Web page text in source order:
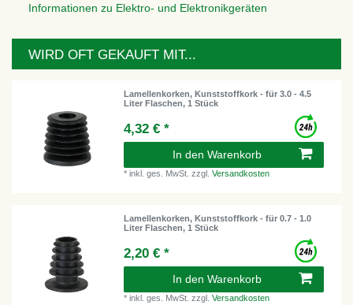
Informationen zu Elektro- und Elektronikgeräten
WIRD OFT GEKAUFT MIT...
Lamellenkorken, Kunststoffkork - für 3.0 - 4.5
Liter Flaschen, 1 Stück
4,32 € *
In den Warenkorb
*inkl. ges. MwSt. zzgl.Versandkosten
Lamellenkorken, Kunststoffkork - für 0.7 - 1.0
Liter Flaschen, 1 Stück
2,20 € *
In den Warenkorb
*inkl. ges. MwSt. zzgl.Versandkosten